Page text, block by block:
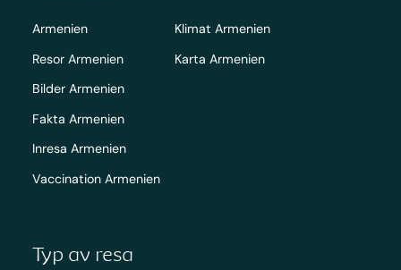
Armenien
Resor Armenien
Bilder Armenien
Fakta Armenien
Inresa Armenien
Vaccination Armenien
Klimat Armenien
Karta Armenien
Typ av resa